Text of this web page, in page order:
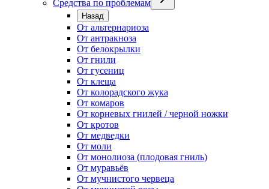
Средства по проблемам
Назад
От альтернариоза
От антракноза
От белокрылки
От гнили
От гусениц
От клеща
От колорадского жука
От комаров
От корневых гнилей / черной ножки
От кротов
От медведки
От моли
От монолиоза (плодовая гниль)
От муравьёв
От мучнистого червеца